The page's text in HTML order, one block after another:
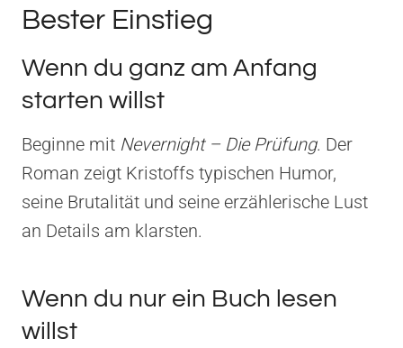
Bester Einstieg
Wenn du ganz am Anfang
starten willst
Beginne mit Nevernight – Die Prüfung. Der
Roman zeigt Kristoffs typischen Humor,
seine Brutalität und seine erzählerische Lust
an Details am klarsten.
Wenn du nur ein Buch lesen
willst